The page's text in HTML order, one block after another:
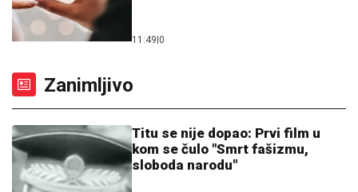
11:49|0
Zanimljivo
Titu se nije dopao: Prvi film u
kom se čulo "Smrt fašizmu,
sloboda narodu"